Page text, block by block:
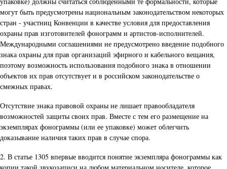
могут быть предусмотрены национальным законодательством некоторых
стран - участниц Конвенции в качестве условия для предоставления
охраны прав изготовителей фонограмм и артистов-исполнителей.
Международными соглашениями не предусмотрено введение подобного
знака охраны для прав организаций эфирного и кабельного вещания,
поэтому возможность использования подобного знака в отношении
объектов их прав отсутствует и в российском законодательстве о
смежных правах.
Отсутствие знака правовой охраны не лишает правообладателя
возможностей защиты своих прав. Вместе с тем его размещение на
экземплярах фонограммы (или ее упаковке) может облегчить
доказывание наличия таких прав в случае спора.
2. В статье 1305 впервые вводится понятие экземпляра фонограммы как